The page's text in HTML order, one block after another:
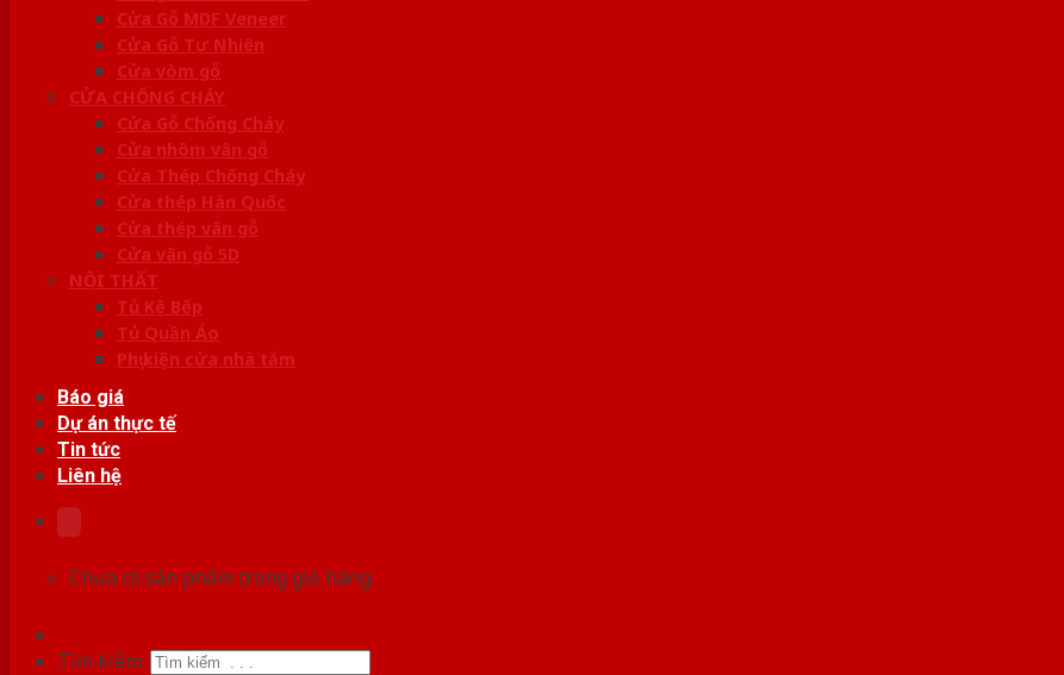
Cửa Gỗ MDF Veneer
Cửa Gỗ Tự Nhiên
Cửa vòm gỗ
CỬA CHỐNG CHÁY
Cửa Gỗ Chống Cháy
Cửa nhôm vân gỗ
Cửa Thép Chống Cháy
Cửa thép Hàn Quốc
Cửa thép vân gỗ
Cửa vân gỗ 5D
NỘI THẤT
Tủ Kệ Bếp
Tủ Quần Áo
Phụ kiện cửa nhà tắm
Báo giá
Dự án thực tế
Tin tức
Liên hệ
Chưa có sản phẩm trong giỏ hàng.
Tìm kiếm: